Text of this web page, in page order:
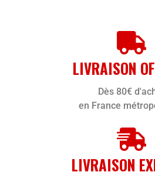
LIVRAISON
Dès 80€
en France
LIVRAISON